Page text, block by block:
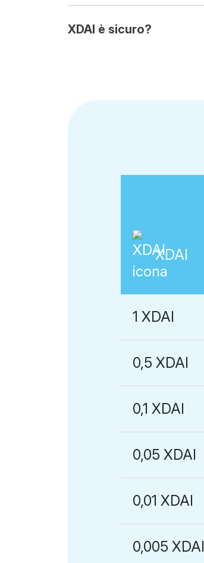
XDAI è sicuro?
XDAI
1 XDAI
0,5 XDAI
0,1 XDAI
0,05 XDAI
0,01 XDAI
0,005 XDAI